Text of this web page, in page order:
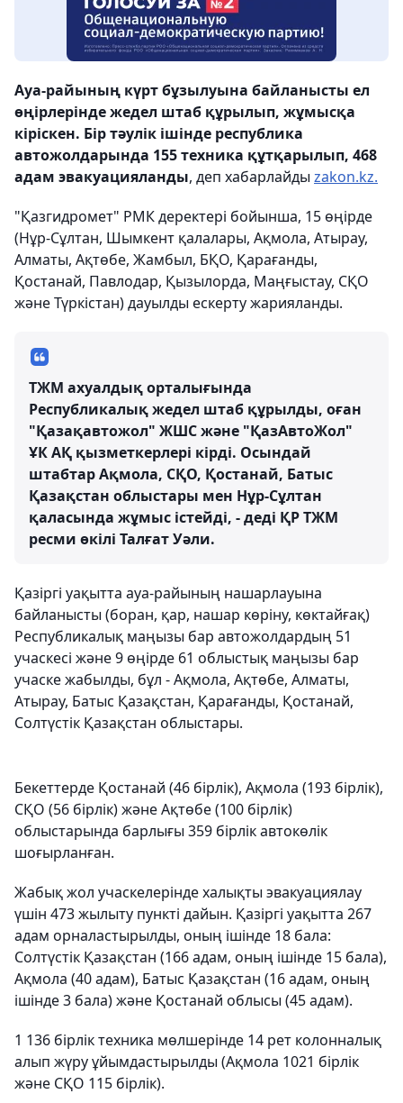
Ауа-райының күрт бұзылуына байланысты ел
өңірлерінде жедел штаб құрылып, жұмысқа
кіріскен. Бір тәулік ішінде республика
автожолдарында 155 техника құтқарылып, 468
адам эвакуацияланды, деп хабарлайды zakon.kz.
"Қазгидромет" РМК деректері бойынша, 15 өңірде
(Нұр-Сұлтан, Шымкент қалалары, Ақмола, Атырау,
Алматы, Ақтөбе, Жамбыл, БҚО, Қарағанды,
Қостанай, Павлодар, Қызылорда, Маңғыстау, СҚО
және Түркістан) дауылды ескерту жарияланды.
ТЖМ ахуалдық орталығында
Республикалық жедел штаб құрылды, оған
"Қазақавтожол" ЖШС және "ҚазАвтоЖол"
ҰК АҚ қызметкерлері кірді. Осындай
штабтар Ақмола, СҚО, Қостанай, Батыс
Қазақстан облыстары мен Нұр-Сұлтан
қаласында жұмыс істейді, - деді ҚР ТЖМ
ресми өкілі Талғат Уәли.
Қазіргі уақытта ауа-райының нашарлауына
байланысты (боран, қар, нашар көріну, көктайғақ)
Республикалық маңызы бар автожолдардың 51
учаскесі және 9 өңірде 61 облыстық маңызы бар
учаске жабылды, бұл - Ақмола, Ақтөбе, Алматы,
Атырау, Батыс Қазақстан, Қарағанды, Қостанай,
Солтүстік Қазақстан облыстары.
Бекеттерде Қостанай (46 бірлік), Ақмола (193 бірлік),
СҚО (56 бірлік) және Ақтөбе (100 бірлік)
облыстарында барлығы 359 бірлік автокөлік
шоғырланған.
Жабық жол учаскелерінде халықты эвакуациялау
үшін 473 жылыту пункті дайын. Қазіргі уақытта 267
адам орналастырылды, оның ішінде 18 бала:
Солтүстік Қазақстан (166 адам, оның ішінде 15 бала),
Ақмола (40 адам), Батыс Қазақстан (16 адам, оның
ішінде 3 бала) және Қостанай облысы (45 адам).
1 136 бірлік техника мөлшерінде 14 рет колонналық
алып жүру ұйымдастырылды (Ақмола 1021 бірлік
және СҚО 115 бірлік).